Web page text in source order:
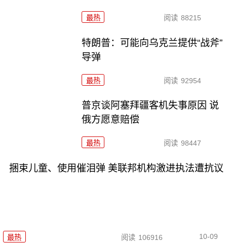
最热 阅读 88215
特朗普：可能向乌克兰提供“战斧”
导弹
最热 阅读 92954
普京谈阿塞拜疆客机失事原因 说
俄方愿意赔偿
最热 阅读 98447
捆束儿童、使用催泪弹 美联邦机构激进执法遭抗议
最热 阅读 106916 10-09